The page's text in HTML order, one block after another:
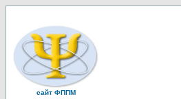
сайт ФППМ